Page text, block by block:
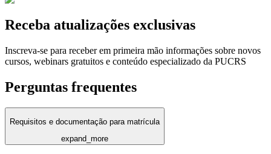
Receba atualizações exclusivas
Inscreva-se para receber em primeira mão informações sobre novos
cursos, webinars gratuitos e conteúdo especializado da PUCRS
Perguntas frequentes
Requisitos e documentação para matrícula
expand_more